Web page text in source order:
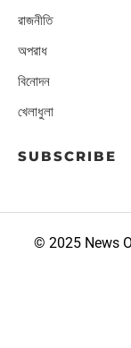
রাজনীতি
অপরাধ
বিনোদন
খেলাধুলা
SUBSCRIBE
© 2025 News